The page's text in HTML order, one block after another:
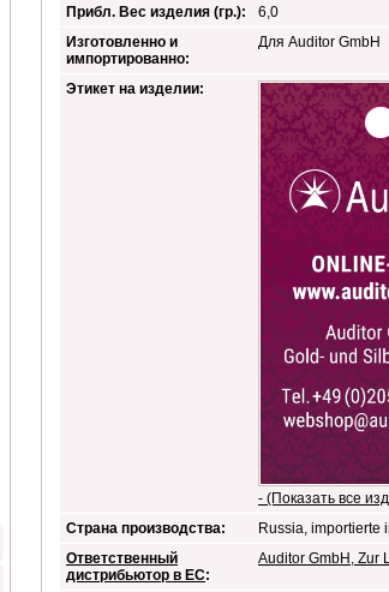
Прибл. Вес изделия (гр.):
6,0
Изготовленно и
импортированно:
Для Auditor GmbH
Этикет на изделии:
- (Показать все
Страна производства:
Russia, importierte
Ответственный
дистрибьютор в ЕС:
Auditor GmbH, Zur